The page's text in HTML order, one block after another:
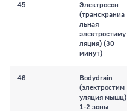
45
Электросон
(транскраниа
льная
электростиму
ляция) (30
минут)
46
Bodydrain
(электростим
уляция мышц)
1-2 зоны